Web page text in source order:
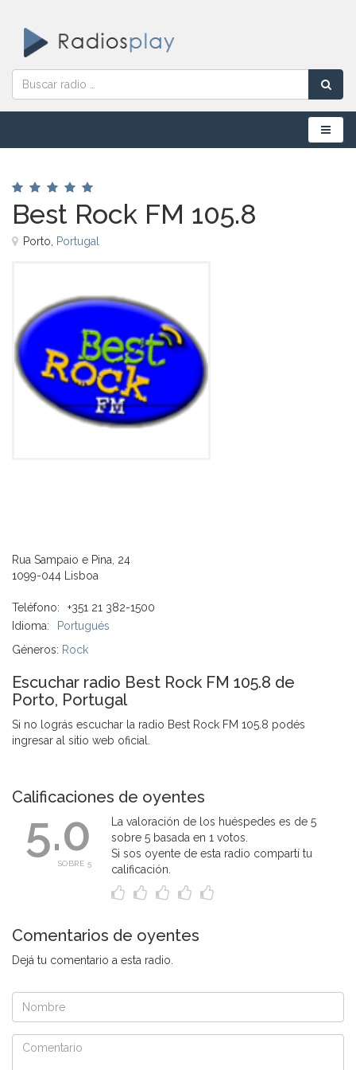
Menú
Best Rock FM 105.8
Porto, Portugal
Rua Sampaio e Pina, 24
1099-044 Lisboa
Teléfono:
+351 21 382-1500
Idioma:
Portugués
Géneros: Rock
Escuchar radio Best Rock FM 105.8 de
Porto, Portugal
Si no lográs escuchar la radio Best Rock FM 105.8 podés
ingresar al sitio web oficial.
Calificaciones de oyentes
5.0
SOBRE 5
La valoración de los huéspedes es de 5
sobre 5 basada en 1 votos.
Si sos oyente de esta radio compartí tu
calificación.
Comentarios de oyentes
Dejá tu comentario a esta radio.